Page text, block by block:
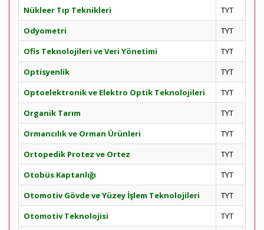
Nükleer Tıp Teknikleri
TYT
Odyometri
TYT
Ofis Teknolojileri ve Veri Yönetimi
TYT
Optisyenlik
TYT
Optoelektronik ve Elektro Optik Teknolojileri
TYT
Organik Tarım
TYT
Ormancılık ve Orman Ürünleri
TYT
Ortopedik Protez ve Ortez
TYT
Otobüs Kaptanlığı
TYT
Otomotiv Gövde ve Yüzey İşlem Teknolojileri
TYT
Otomotiv Teknolojisi
TYT